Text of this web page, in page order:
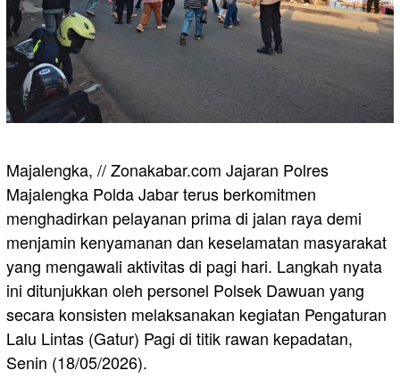
Majalengka, // Zonakabar.com Jajaran Polres
Majalengka Polda Jabar terus berkomitmen
menghadirkan pelayanan prima di jalan raya demi
menjamin kenyamanan dan keselamatan masyarakat
yang mengawali aktivitas di pagi hari. Langkah nyata
ini ditunjukkan oleh personel Polsek Dawuan yang
secara konsisten melaksanakan kegiatan Pengaturan
Lalu Lintas (Gatur) Pagi di titik rawan kepadatan,
Senin (18/05/2026).